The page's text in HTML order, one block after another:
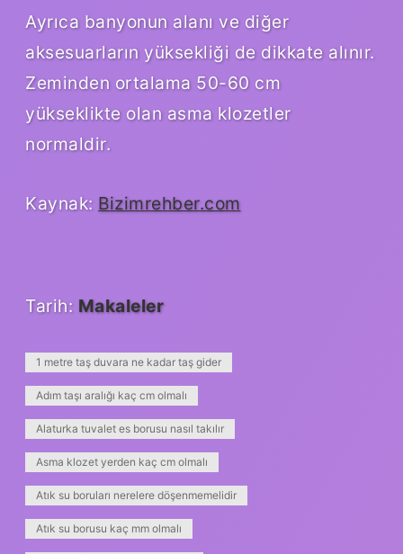
Ayrıca banyonun alanı ve diğer
aksesuarların yüksekliği de dikkate alınır.
Zeminden ortalama 50-60 cm
yükseklikte olan asma klozetler
normaldir.
Kaynak: Bizimrehber.com
Tarih: Makaleler
1 metre taş duvara ne kadar taş gider
Adım taşı aralığı kaç cm olmalı
Alaturka tuvalet es borusu nasıl takılır
Asma klozet yerden kaç cm olmalı
Atık su boruları nerelere döşenmemelidir
Atık su borusu kaç mm olmalı